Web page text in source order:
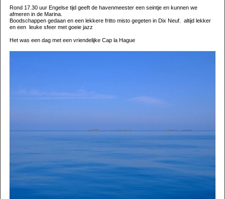
Rond 17.30 uur Engelse tijd geeft de havenmeester een seintje en kunnen we
afmeren in de Marina.
Boodschappen gedaan en een lekkere fritto misto gegeten in Dix Neuf. altijd lekker
en een leuke sfeer met goeie jazz
Het was een dag met een vriendelijke Cap la Hague